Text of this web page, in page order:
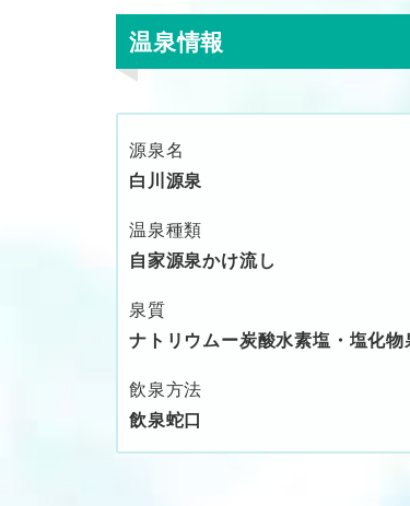
温泉情報
源泉名
白川源泉
温泉種類
自家源泉かけ流し
泉質
ナトリウムー炭酸水素塩・塩化
飲泉方法
飲泉蛇口